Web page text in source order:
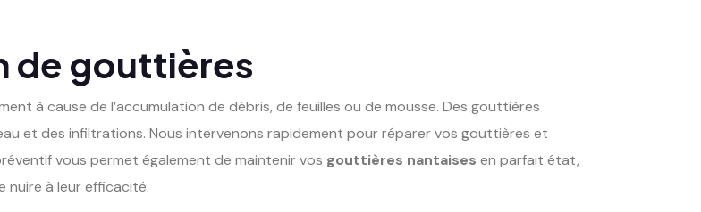
de gouttières
à cause de l’accumulation de débris, de feuilles ou de mousse. Des gouttières
et des infiltrations. Nous intervenons rapidement pour réparer vos gouttières et
vous permet également de maintenir vos gouttières nantaises en parfait état,
à leur efficacité.